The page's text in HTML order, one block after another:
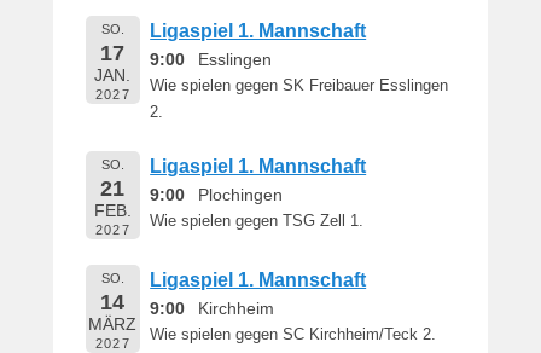
SO.
17
JAN.
2027
Ligaspiel 1. Mannschaft
9:00 Esslingen
Wie spielen gegen SK Freibauer Esslingen
2.
SO.
21
FEB.
2027
Ligaspiel 1. Mannschaft
9:00 Plochingen
Wie spielen gegen TSG Zell 1.
SO.
14
MÄRZ
2027
Ligaspiel 1. Mannschaft
9:00 Kirchheim
Wie spielen gegen SC Kirchheim/Teck 2.